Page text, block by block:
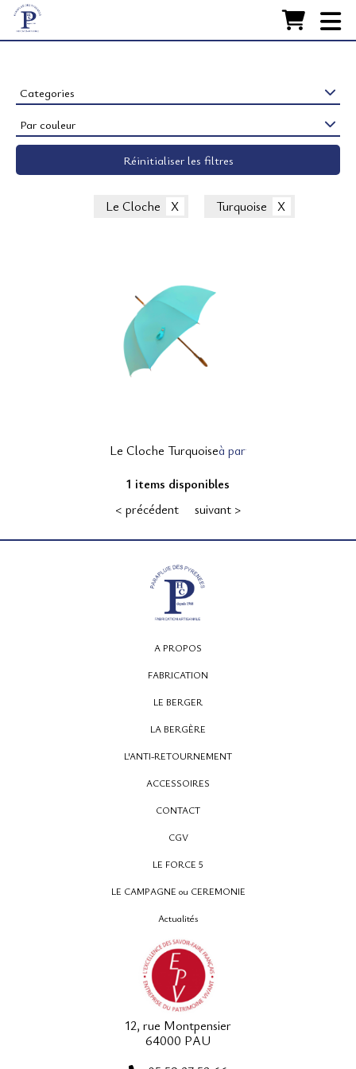
Categories
Par couleur
Réinitialiser les filtres
Le Cloche Turquoise
Le Cloche Turquoiseà partir de 135,00 € TTC
1 items disponibles
< précédent
suivant >
A PROPOS
FABRICATION
LE BERGER
LA BERGÈRE
L'ANTI-RETOURNEMENT
ACCESSOIRES
CONTACT
CGV
LE FORCE 5
LE CAMPAGNE ou CEREMONIE
Actualités
12, rue Montpensier
64000 PAU
ACCESSOIRES
LA MAISON
12, rue Montpensier
64000 PAU
05 59 27 53 66